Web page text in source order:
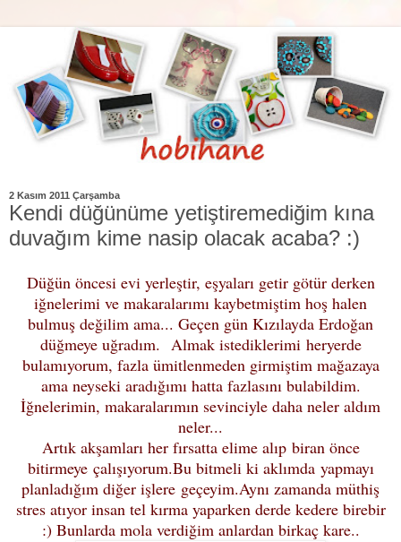
2 Kasım 2011 Çarşamba
Kendi düğünüme yetiştiremediğim kına
duvağım kime nasip olacak acaba? :)
Düğün öncesi evi yerleştir, eşyaları getir götür derken
iğnelerimi ve makaralarımı kaybetmiştim hoş halen
bulmuş değilim ama... Geçen gün Kızılayda Erdoğan
düğmeye uğradım. Almak istediklerimi heryerde
bulamıyorum, fazla ümitlenmeden girmiştim mağazaya
ama neyseki aradığımı hatta fazlasını bulabildim.
İğnelerimin, makaralarımın sevinciyle daha neler aldım
neler...
Artık akşamları her fırsatta elime alıp biran önce
bitirmeye çalışıyorum.Bu bitmeli ki aklımda yapmayı
planladığım diğer işlere geçeyim.Aynı zamanda müthiş
stres atıyor insan tel kırma yaparken derde kedere birebir
:) Bunlarda mola verdiğim anlardan birkaç kare..